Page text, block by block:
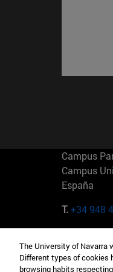
Campus
Campus
España
T.+34 948
Camino del
Madrid
The University of Navarra
Different types of cookies
browsing habits